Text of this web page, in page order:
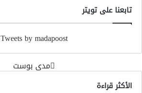
تابعنا على تويتر
Tweets by madapoost
‏مدى بوست‏
الأكثر قراءة